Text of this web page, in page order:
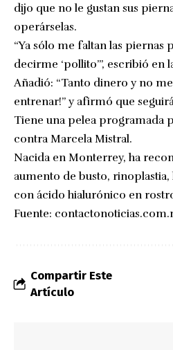
dijo que no le gustan sus
operárselas.
“Ya sólo me faltan las piernas
decirme ‘pollito’”, escribió en
Añadió: “Tanto dinero y no
entrenar!” y afirmó que
Tiene una pelea programada
contra Marcela Mistral.
Nacida en Monterrey, ha
aumento de busto,
con ácido hialurónico en
Fuente:
Compartir Este
Artículo